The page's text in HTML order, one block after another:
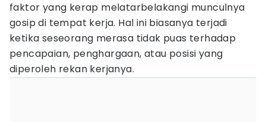
faktor yang kerap melatarbelakangi munculnya
gosip di tempat kerja. Hal ini biasanya terjadi
ketika seseorang merasa tidak puas terhadap
pencapaian, penghargaan, atau posisi yang
diperoleh rekan kerjanya.